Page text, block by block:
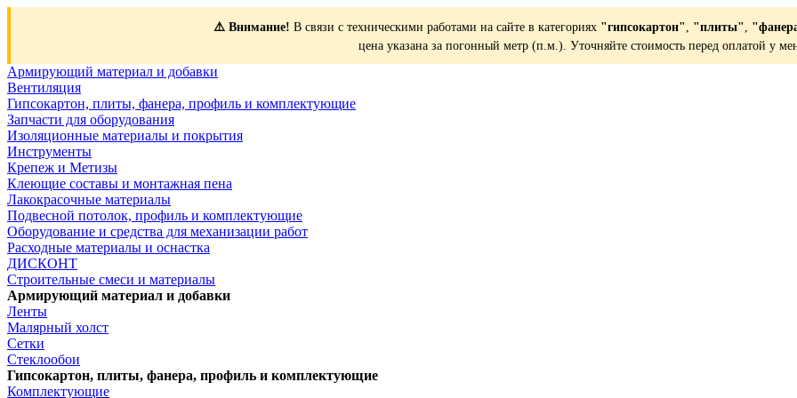
⚠️ Внимание! В связи с техническими работами на сайте в категориях "гипсокартон", "плиты",
цена указана за погонный метр (п.м.). Уточняйте стоимость перед оплатой у
Армирующий материал и добавки
Вентиляция
Гипсокартон, плиты, фанера, профиль и комплектующие
Запчасти для оборудования
Изоляционные материалы и покрытия
Инструменты
Крепеж и Метизы
Клеющие составы и монтажная пена
Лакокрасочные материалы
Подвесной потолок, профиль и комплектующие
Оборудование и средства для механизации работ
Расходные материалы и оснастка
ДИСКОНТ
Строительные смеси и материалы
Армирующий материал и добавки
Ленты
Малярный холст
Сетки
Стеклообои
Гипсокартон, плиты, фанера, профиль и комплектующие
Комплектующие